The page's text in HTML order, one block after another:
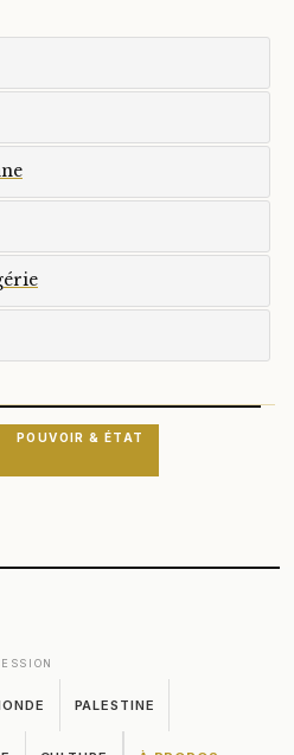
POUVOIR & ÉTAT
PALESTINE